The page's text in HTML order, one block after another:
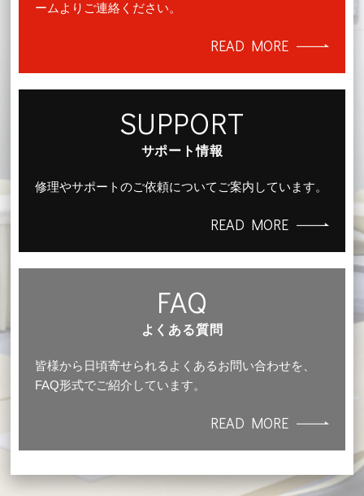
ームよりご連絡ください。
READ MORE
SUPPORT
サポート情報
修理やサポートのご依頼についてご案内しています。
READ MORE
FAQ
よくある質問
皆様から日頃寄せられるよくあるお問い合わせを、
FAQ形式でご紹介しています。
READ MORE